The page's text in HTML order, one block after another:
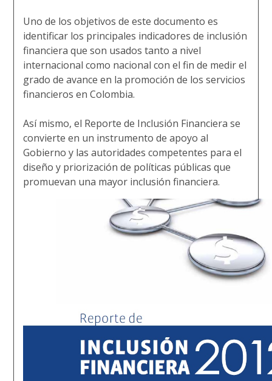
Uno de los objetivos de este documento es
identificar los principales indicadores de inclusión
financiera que son usados tanto a nivel
internacional como nacional con el fin de medir el
grado de avance en la promoción de los servicios
financieros en Colombia.
Así mismo, el Reporte de Inclusión Financiera se
convierte en un instrumento de apoyo al
Gobierno y las autoridades competentes para el
diseño y priorización de políticas públicas que
promuevan una mayor inclusión financiera.